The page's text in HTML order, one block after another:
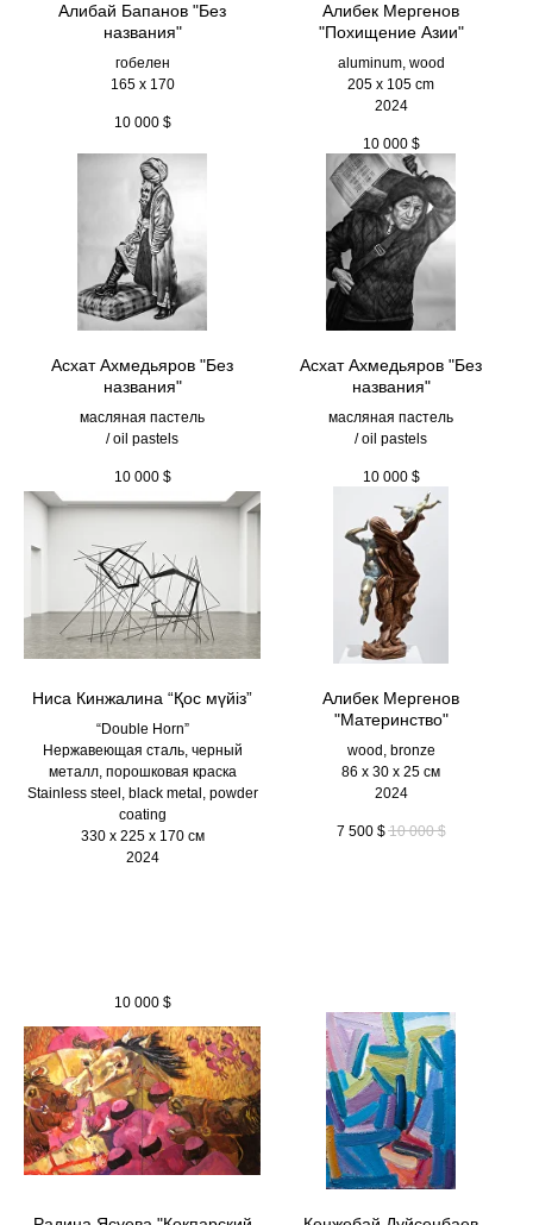
Алибай Бапанов "Без
названия"
гобелен
165 x 170
10 000 $
Алибек Мергенов
"Похищение Азии"
aluminum, wood
205 х 105 cm
2024
10 000 $
Асхат Ахмедьяров "Без
названия"
масляная пастель
/ oil pastels
10 000 $
Асхат Ахмедьяров "Без
названия"
масляная пастель
/ oil pastels
10 000 $
Ниса Кинжалина “Қос мүйіз”
“Double Horn”
Нержавеющая сталь, черный
металл, порошковая краска
Stainless steel, black metal, powder
coating
330 х 225 х 170 см
2024
10 000 $
Алибек Мергенов
"Материнство"
wood, bronze
86 х 30 х 25 см
2024
7 500 $ 10 000 $